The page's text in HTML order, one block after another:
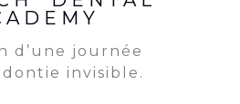
d’une journée
invisible.